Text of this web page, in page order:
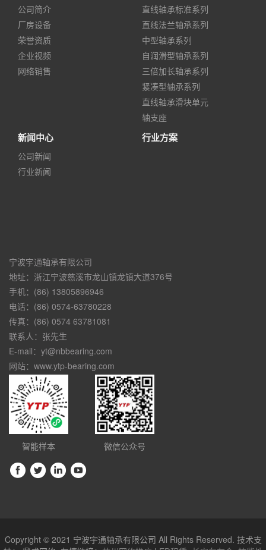
公司简介
厂房设备
荣誉资质
企业视频
网络销售
直线轴承标准系列
直线法兰轴承系列
中型轴承系列
自润滑型轴承系列
三倍加长轴承系列
紧凑型轴承系列
直线轴承滑块单元
轴支座
新闻中心
公司新闻
行业新闻
行业方案
宁波宇通轴承有限公司
地址：浙江宁波慈溪市龙山镇龙镇大道376号
手机：(86) 13805896946
电话：(86) 0574-63780228
传真：(86) 0574 63781081
联系人：张先生
E-mail：yt@nbbearing.com
网站：www.ytp-bearing.com
智能样本 微信公众号
Copyright © 2021 宁波宇通轴承有限公司 All Rights Reserved. 技术支